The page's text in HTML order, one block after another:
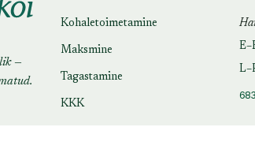
—
Kohaletoimetamine
Maksmine
Tagastamine
KKK